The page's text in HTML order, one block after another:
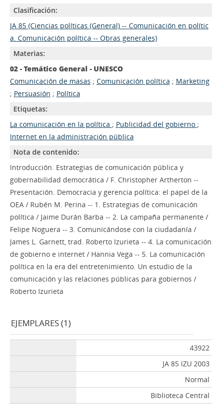
Clasificación:
JA 85 (Ciencias políticas (General) -- Comunicación en polític
a. Comunicación política -- Obras generales)
Materias:
02 - Temático General - UNESCO
Comunicación de masas ; Comunicación política ; Marketing
; Persuasión ; Política
Etiquetas:
La comunicación en la política ; Publicidad del gobierno ;
Internet en la administración pública
Nota de contenido:
Introducción. Estrategias de comunicación pública y
gobernabilidad democrática / F. Christopher Artherton --
Presentación. Democracia y gerencia política: el papel de la
OEA / Rubén M. Perina -- 1. Estrategias de comunicación
política / Jaime Durán Barba -- 2. La campaña permanente /
Felipe Noguera -- 3. Comunicándose con la ciudadanía /
James L. Garnett, trad. Roberto Izurieta -- 4. La comunicación
de gobierno e internet / Hannia Vega -- 5. La comunicación
política en la era del entretenimiento. Un estudio de la
comunicación y las relaciones públicas para gobiernos /
Roberto Izurieta
EJEMPLARES (1)
43922
JA 85 IZU 2003
Normal
Biblioteca Central